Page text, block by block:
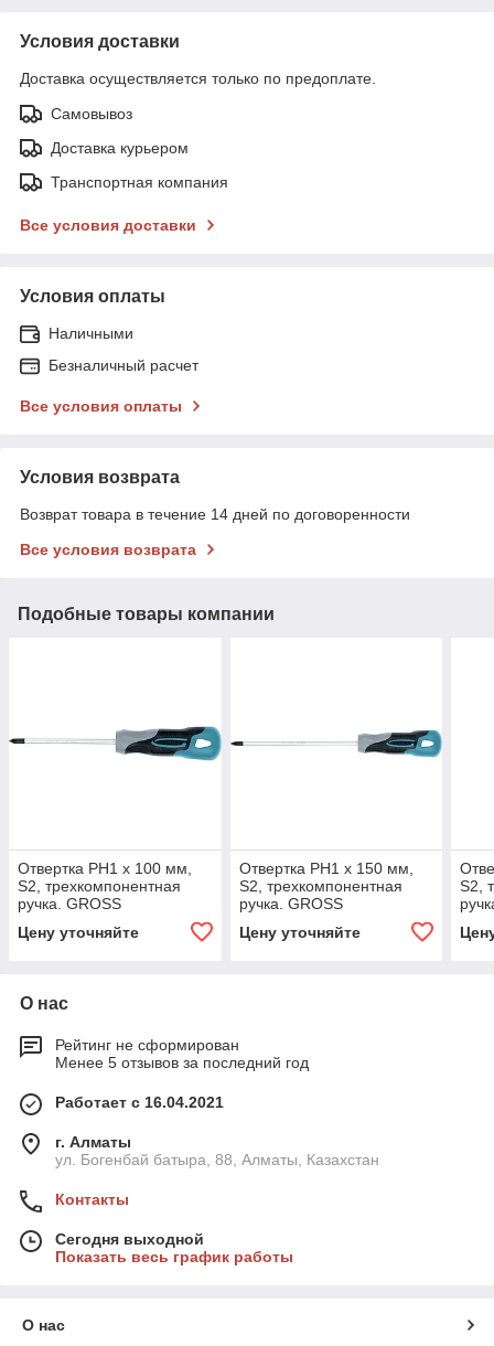
Условия доставки
Доставка осуществляется только по предоплате.
Самовывоз
Доставка курьером
Транспортная компания
Все условия доставки
Условия оплаты
Наличными
Безналичный расчет
Все условия оплаты
Условия возврата
Возврат товара в течение 14 дней по договоренности
Все условия возврата
Подобные товары компании
Отвертка PH1 x 100 мм,
S2, трехкомпонентная
ручка. GROSS
Цену уточняйте
Отвертка PH1 x 150 мм,
S2, трехкомпонентная
ручка. GROSS
Цену уточняйте
S2,
О нас
Рейтинг не сформирован
Менее 5 отзывов за последний год
Работает с 16.04.2021
г. Алматы
ул. Богенбай батыра, 88, Алматы, Казахстан
Контакты
Сегодня выходной
Показать весь график работы
О нас